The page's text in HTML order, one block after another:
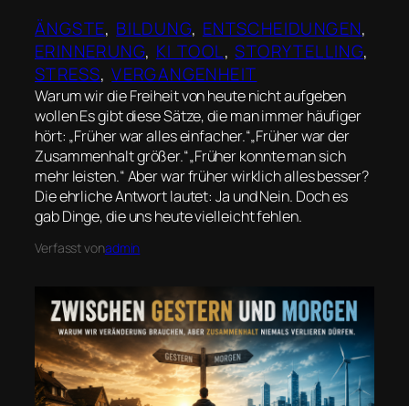
ÄNGSTE, BILDUNG, ENTSCHEIDUNGEN
ERINNERUNG, KI TOOL, STORYTELLING
STRESS, VERGANGENHEIT
Warum wir die Freiheit von heute nicht aufgeben
wollen Es gibt diese Sätze, die man immer häufiger
hört: „Früher war alles einfacher.“„Früher war der
Zusammenhalt größer.“„Früher konnte man sich
mehr leisten.“ Aber war früher wirklich alles besser?
Die ehrliche Antwort lautet: Ja und Nein. Doch es
gab Dinge, die uns heute vielleicht fehlen.
Verfasst vonadmin